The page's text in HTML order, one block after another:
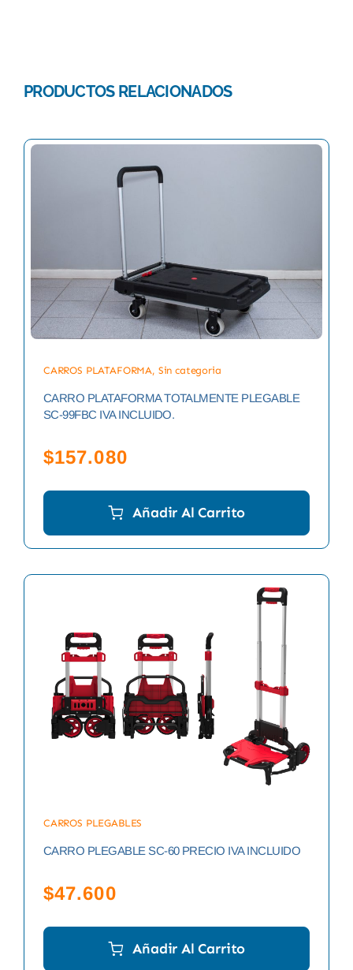
PRODUCTOS RELACIONADOS
CARROS PLATAFORMA, Sin categoria
CARRO PLATAFORMA TOTALMENTE PLEGABLE
SC-99FBC IVA INCLUIDO.
$157.080
Añadir Al Carrito
CARROS PLEGABLES
CARRO PLEGABLE SC-60 PRECIO IVA INCLUIDO
$47.600
Añadir Al Carrito